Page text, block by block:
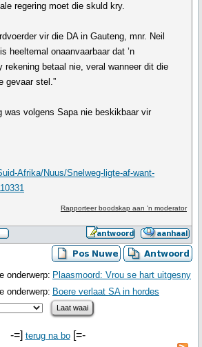
regering moet die skuld kry.
vir die DA in Gauteng, mnr. Neil
heeltemal onaanvaarbaar dat ’n
rekening betaal nie, veral wanneer dit die
gevaar stel.”
was volgens Sapa nie beskikbaar vir
Afrika/Nuus/Snelweg-ligte-af-want-
Rapporteer boodskap aan 'n moderator
onderwerp: Plaasmoord: Vrou se hart uitgesny
onderwerp: Boere verlaat SA in hordes
-=] terug na bo[=-